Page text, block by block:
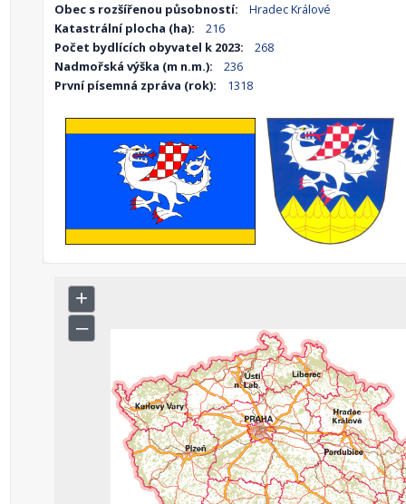
Obec s rozšířenou působností:
Hradec Králové
Katastrální plocha (ha):
216
Počet bydlících obyvatel k 2023:
268
Nadmořská výška (m n.m.):
236
První písemná zpráva (rok):
1318